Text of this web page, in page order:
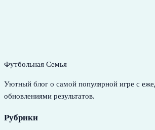
Футбольная Семья
Уютный блог о самой популярной игре с
обновлениями результатов.
Рубрики